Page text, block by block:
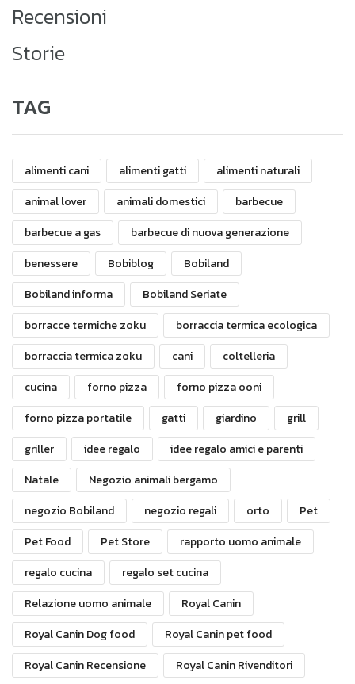
Recensioni
Storie
TAG
alimenti cani alimenti gatti
alimenti naturali
animal lover
animali domestici
barbecue
barbecue a gas
barbecue di nuova generazione
benessere
Bobiblog
Bobiland
Bobiland informa
Bobiland Seriate
borracce termiche zoku
borraccia termica ecologica
borraccia termica zoku
cani
coltelleria
cucina
forno pizza
forno pizza ooni
forno pizza portatile
gatti giardino
grill
griller
idee regalo
idee regalo amici e parenti
Natale
Negozio animali bergamo
negozio Bobiland
negozio regali orto
Pet
Pet Food
Pet Store
rapporto uomo animale
regalo cucina
regalo set cucina
Relazione uomo animale
Royal Canin
Royal Canin Dog food
Royal Canin pet food
Royal Canin Recensione
Royal Canin Rivenditori